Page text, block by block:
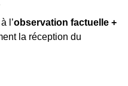
à l’observation factuelle +
la réception du